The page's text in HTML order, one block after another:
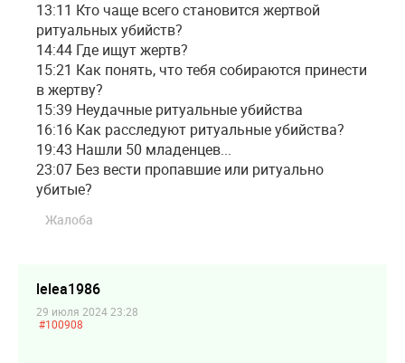
13:11 Кто чаще всего становится жертвой
ритуальных убийств?
14:44 Где ищут жертв?
15:21 Как понять, что тебя собираются принести
в жертву?
15:39 Неудачные ритуальные убийства
16:16 Как расследуют ритуальные убийства?
19:43 Нашли 50 младенцев...
23:07 Без вести пропавшие или ритуально
убитые?
Жалоба
lelea1986
29 июля 2024 23:28
#100908